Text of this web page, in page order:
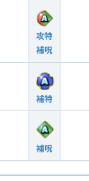
攻特
補呪
補特
補呪